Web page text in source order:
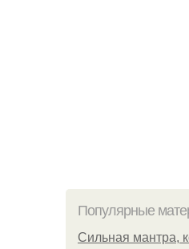
Популярные
Сильная мантра,